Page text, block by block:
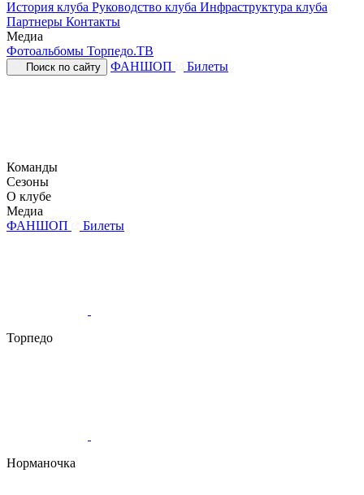
История клуба Руководство клуба Инфраструктура клуба
Партнеры Контакты
Медиа
Фотоальбомы Торпедо.ТВ
Поиск по сайту ФАНШОП Билеты
Команды
Сезоны
О клубе
Медиа
ФАНШОП
Билеты
Торпедо
Норманочка